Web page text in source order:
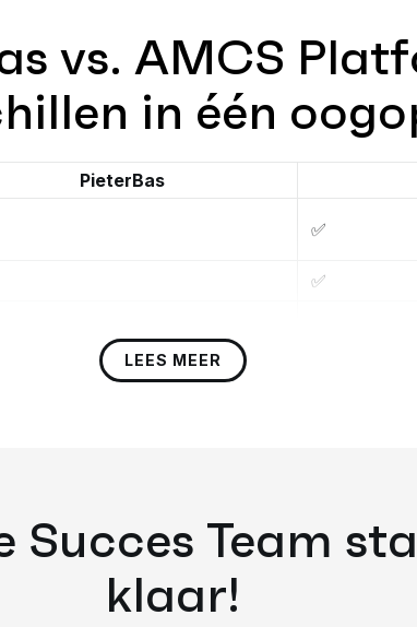
vs. AMCS
in één
PieterBas
✅
✅
LEES MEER
Succes Team
klaar!